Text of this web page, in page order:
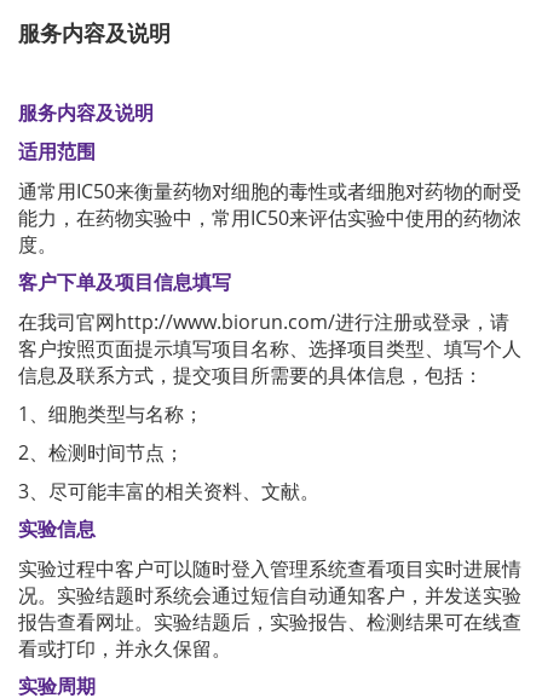
服务内容及说明
服务内容及说明
适用范围
通常用IC50来衡量药物对细胞的毒性或者细胞对药物的耐受
能力，在药物实验中，常用IC50来评估实验中使用的药物浓
度。
客户下单及项目信息填写
在我司官网http://www.biorun.com/进行注册或登录，请
客户按照页面提示填写项目名称、选择项目类型、填写个人
信息及联系方式，提交项目所需要的具体信息，包括：
1、细胞类型与名称；
2、检测时间节点；
3、尽可能丰富的相关资料、文献。
实验信息
实验过程中客户可以随时登入管理系统查看项目实时进展情
况。实验结题时系统会通过短信自动通知客户，并发送实验
报告查看网址。实验结题后，实验报告、检测结果可在线查
看或打印，并永久保留。
实验周期